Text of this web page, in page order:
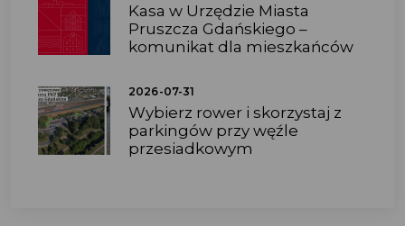
Kasa w Urzędzie Miasta
Pruszcza Gdańskiego –
komunikat dla mieszkańców
2026-07-31
Wybierz rower i skorzystaj z
parkingów przy węźle
przesiadkowym